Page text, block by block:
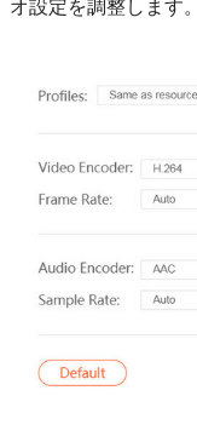
オ設定を調整します。